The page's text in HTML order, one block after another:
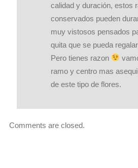
calidad y duración, estos
conservados pueden
muy vistosos pensados
quita que se pueda
Pero tienes razon
ramo y centro mas
de este tipo de flores.
Comments are closed.